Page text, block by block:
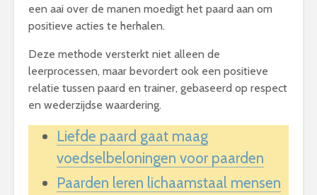
een aai over de manen moedigt het paard aan om
positieve acties te herhalen.
Deze methode versterkt niet alleen de
leerprocessen, maar bevordert ook een positieve
relatie tussen paard en trainer, gebaseerd op respect
en wederzijdse waardering.
Liefde paard gaat maag
voedselbeloningen voor paarden
Paarden leren lichaamstaal mensen